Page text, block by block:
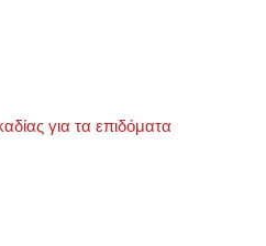
για τα επιδόματα